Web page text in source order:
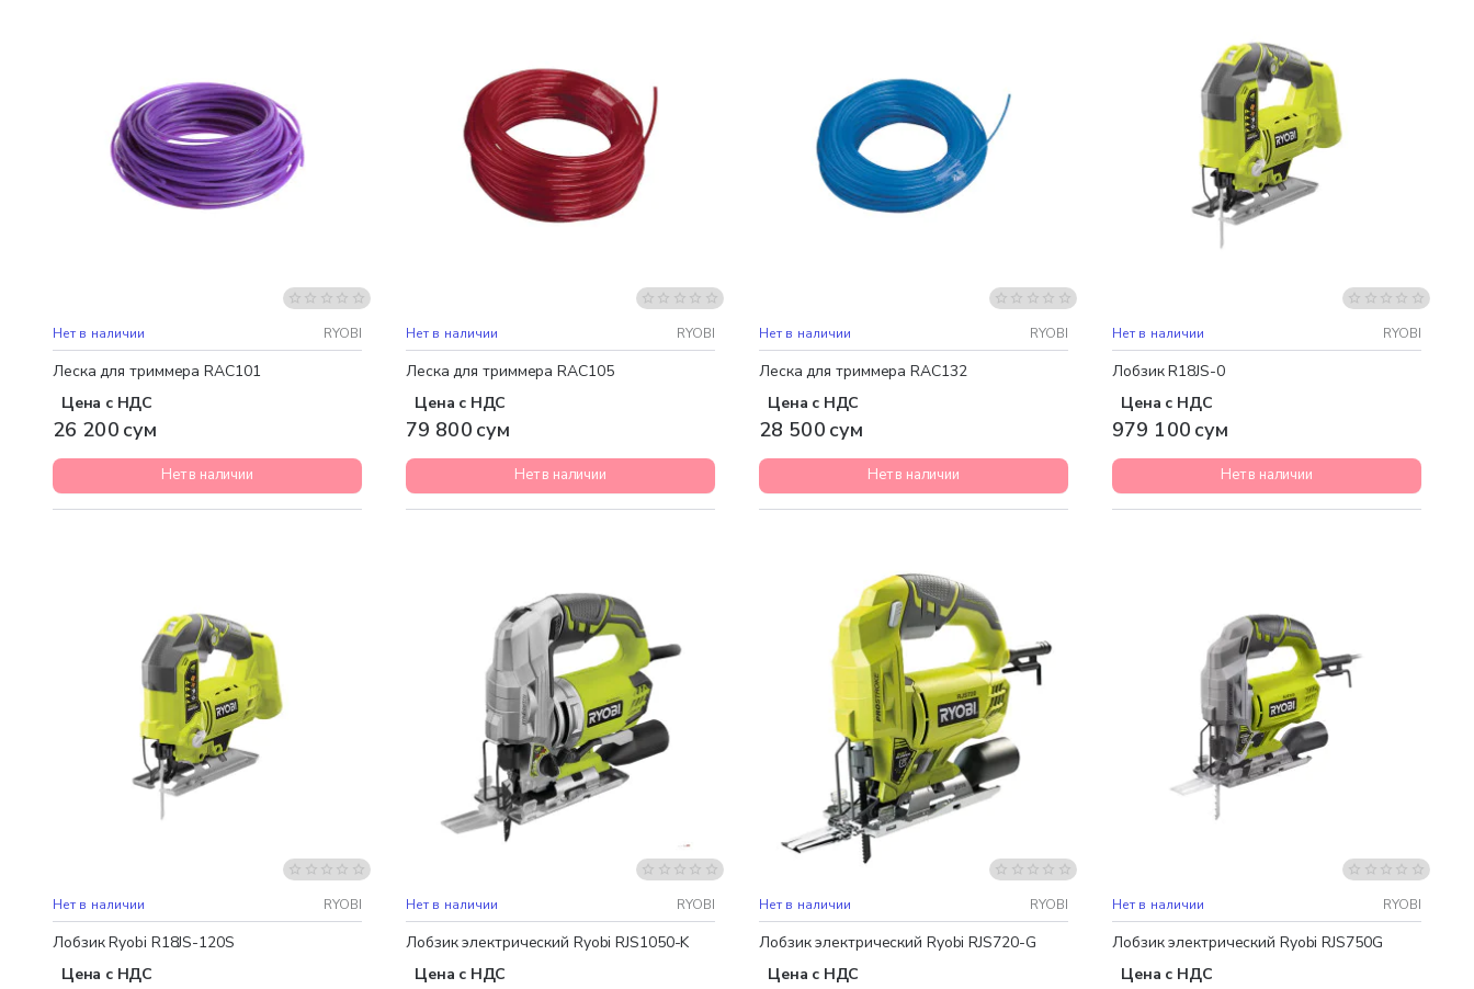
Нет в наличии RYOBI
Леска для триммера RAC101
Цена с НДС
26 200 сум
Нет в наличии
Нет в наличии RYOBI
Леска для триммера RAC105
Цена с НДС
79 800 сум
Нет в наличии
Нет в наличии RYOBI
Леска для триммера RAC132
Цена с НДС
28 500 сум
Нет в наличии
Нет в наличии RYOBI
Лобзик R18JS-0
Цена с НДС
979 100 сум
Нет в наличии
Бесплатная доставка
Нет в наличии RYOBI
Лобзик Ryobi R18JS-120S
Цена с НДС
Нет в наличии RYOBI
Лобзик электрический Ryobi RJS1050-K
Цена с НДС
Бесплатная доставка
Нет в наличии RYOBI
Лобзик электрический Ryobi RJS720-G
Цена с НДС
Нет в наличии RYOBI
Лобзик электрический Ryobi RJS750G
Цена с НДС